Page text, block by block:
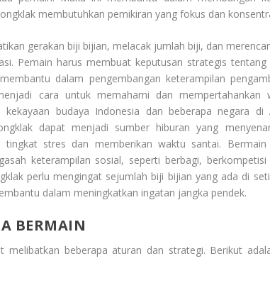
membutuhkan pemikiran yang fokus dan
gerakan biji bijian, melacak jumlah biji, dan
Pemain harus membuat keputusan strategis
dalam pengembangan keterampilan
cara untuk memahami dan mempertahankan
kekayaan budaya Indonesia dan beberapa negara di
dapat menjadi sumber hiburan yang
tingkat stres dan memberikan waktu santai.
keterampilan sosial, seperti berbagi,
perlu mengingat sejumlah biji bijian yang ada di
dalam meningkatkan ingatan jangka pendek.
BERMAIN
melibatkan beberapa aturan dan strategi. Berikut